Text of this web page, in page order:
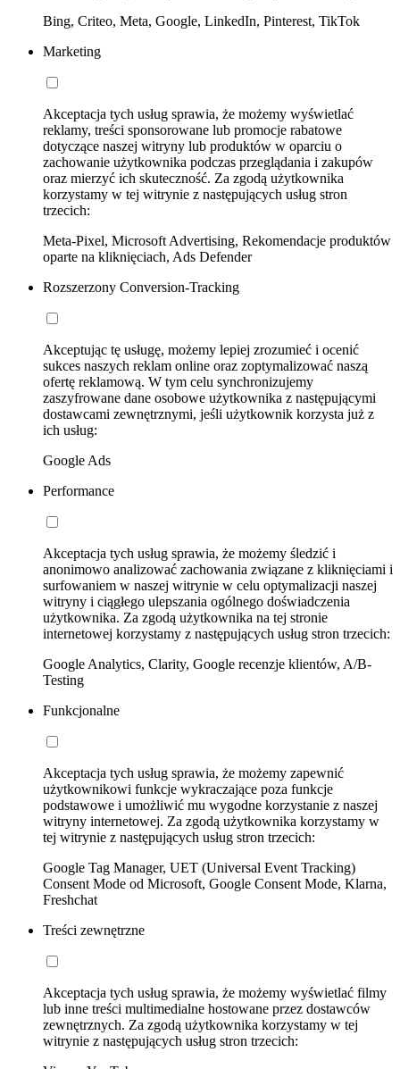
Bing, Criteo, Meta, Google, LinkedIn, Pinterest, TikTok
Marketing
Akceptacja tych usług sprawia, że możemy wyświetlać
reklamy, treści sponsorowane lub promocje rabatowe
dotyczące naszej witryny lub produktów w oparciu o
zachowanie użytkownika podczas przeglądania i zakupów
oraz mierzyć ich skuteczność. Za zgodą użytkownika
korzystamy w tej witrynie z następujących usług stron
trzecich:
Meta-Pixel, Microsoft Advertising, Rekomendacje produktów
oparte na kliknięciach, Ads Defender
Rozszerzony Conversion-Tracking
Akceptując tę usługę, możemy lepiej zrozumieć i ocenić
sukces naszych reklam online oraz zoptymalizować naszą
ofertę reklamową. W tym celu synchronizujemy
zaszyfrowane dane osobowe użytkownika z następującymi
dostawcami zewnętrznymi, jeśli użytkownik korzysta już z
ich usług:
Google Ads
Performance
Akceptacja tych usług sprawia, że możemy śledzić i
anonimowo analizować zachowania związane z kliknięciami i
surfowaniem w naszej witrynie w celu optymalizacji naszej
witryny i ciągłego ulepszania ogólnego doświadczenia
użytkownika. Za zgodą użytkownika na tej stronie
internetowej korzystamy z następujących usług stron trzecich:
Google Analytics, Clarity, Google recenzje klientów, A/B-
Testing
Funkcjonalne
Akceptacja tych usług sprawia, że możemy zapewnić
użytkownikowi funkcje wykraczające poza funkcje
podstawowe i umożliwić mu wygodne korzystanie z naszej
witryny internetowej. Za zgodą użytkownika korzystamy w
tej witrynie z następujących usług stron trzecich:
Google Tag Manager, UET (Universal Event Tracking)
Consent Mode od Microsoft, Google Consent Mode, Klarna,
Freshchat
Treści zewnętrzne
Akceptacja tych usług sprawia, że możemy wyświetlać filmy
lub inne treści multimedialne hostowane przez dostawców
zewnętrznych. Za zgodą użytkownika korzystamy w tej
witrynie z następujących usług stron trzecich: